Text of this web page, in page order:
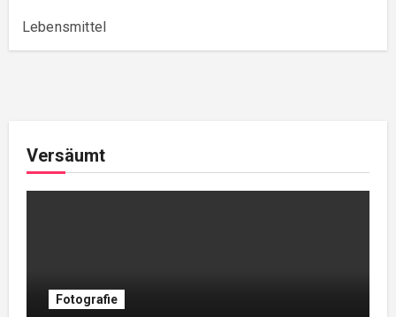
Lebensmittel
Versäumt
Fotografie